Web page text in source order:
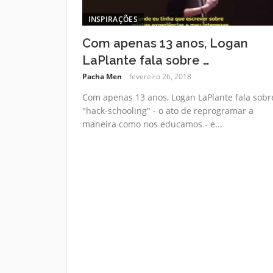
INSPIRAÇÕES
Com apenas 13 anos, Logan
LaPlante fala sobre …
Pacha Men fevereiro 26, 2018
Com apenas 13 anos, Logan LaPlante fala
"hack-schooling" - o ato de reprogramar a
maneira como nos educamos - e...